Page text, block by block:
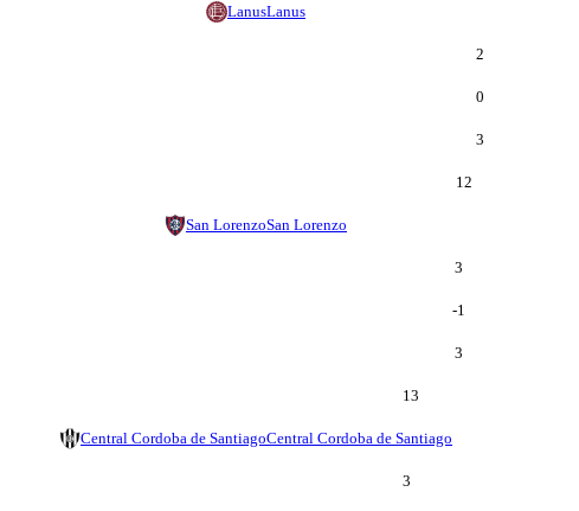
LanusLanus
2
0
3
12
San LorenzoSan Lorenzo
3
-1
3
13
Central Cordoba de SantiagoCentral Cordoba de Santiago
3